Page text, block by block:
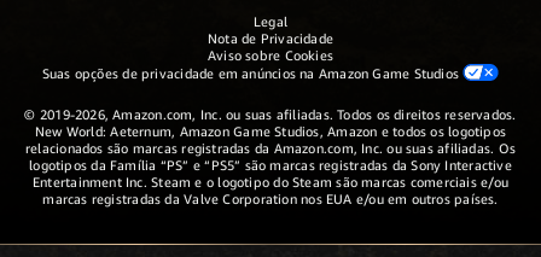
Legal
Nota de Privacidade
Aviso sobre Cookies
Suas opções de privacidade em anúncios na Amazon Game Studios
© 2019-2026, Amazon.com, Inc. ou suas afiliadas. Todos os direitos reservados.
New World: Aeternum, Amazon Game Studios, Amazon e todos os logotipos
relacionados são marcas registradas da Amazon.com, Inc. ou suas afiliadas. Os
logotipos da Família “PS” e “PS5” são marcas registradas da Sony Interactive
Entertainment Inc. Steam e o logotipo do Steam são marcas comerciais e/ou
marcas registradas da Valve Corporation nos EUA e/ou em outros países.